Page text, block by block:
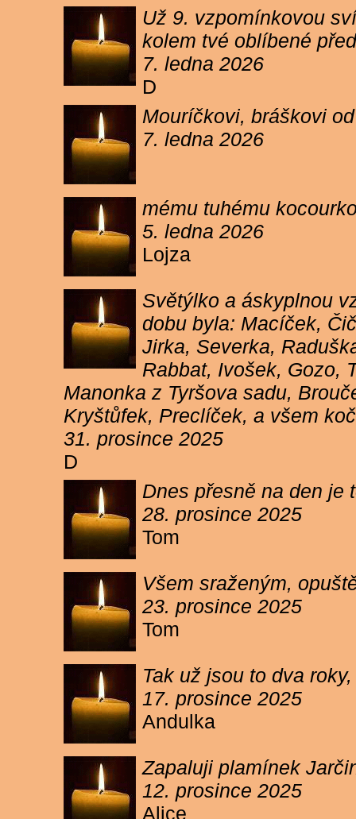
Už 9. vzpomínkovou
kolem tvé oblíbené
7. ledna 2026
D
Mouríčkovi, bráškovi
7. ledna 2026
mému tuhému
5. ledna 2026
Lojza
Světýlko a áskyplnou
dobu byla: Macíček,
Jirka, Severka,
Rabbat, Ivošek, Gozo,
Manonka z Tyršova sadu,
Kryštůfek, Preclíček, a všem
31. prosince 2025
D
Dnes přesně na den je
28. prosince 2025
Tom
Všem sraženým,
23. prosince 2025
Tom
Tak už jsou to dva
17. prosince 2025
Andulka
Zapaluji plamínek
12. prosince 2025
Alice